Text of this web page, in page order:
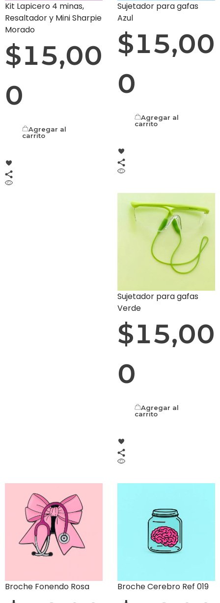
Kit Lapicero 4 minas,
Resaltador y Mini Sharpie
Morado
$15,00
0
Agregar al
carrito
Sujetador para gafas
Azul
$15,00
0
Agregar al
carrito
Sujetador para gafas
Verde
$15,00
0
Agregar al
carrito
Broche Fonendo Rosa Broche Cerebro Ref 019